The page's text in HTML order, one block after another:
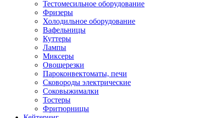
Тестомесильное оборудование
Фризеры
Холодильное оборудование
Вафельницы
Куттеры
Лампы
Миксеры
Овощерезки
Пароконвектоматы, печи
Сковороды электрические
Соковыжималки
Тостеры
Фритюрницы